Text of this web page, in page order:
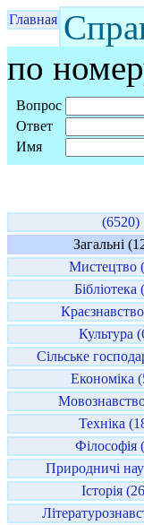
Главная
по
Вопрос
Ответ
Имя
(6520)
Загальні
Мистецтво
Бібліотека
Культура
Сільське
Економіка
Техніка
Філософія
Природничі
Історія